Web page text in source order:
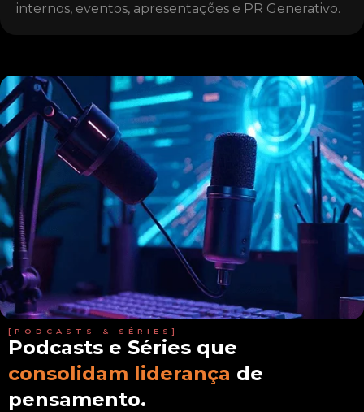
internos, eventos, apresentações e PR Generativo.
[PODCASTS & SÉRIES]
Podcasts e Séries que
consolidam liderança de
pensamento.